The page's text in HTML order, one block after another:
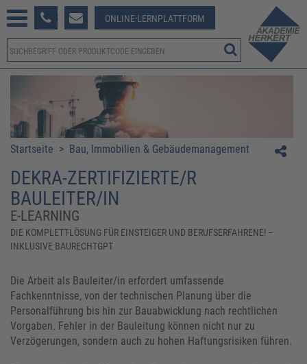
381-123 ONLINE-LERNPLATTFORM
Startseite > Bau, Immobilien & Gebäudemanagement
DEKRA-ZERTIFIZIERTE/R
BAULEITER/IN
E-LEARNING
DIE KOMPLETT-LÖSUNG FÜR EINSTEIGER UND BERUFSERFAHRENE! –
INKLUSIVE BAURECHTGPT
Die Arbeit als Bauleiter/in erfordert umfassende
Fachkenntnisse, von der technischen Planung über die
Personalführung bis hin zur Bauabwicklung nach rechtlichen
Vorgaben. Fehler in der Bauleitung können nicht nur zu
Verzögerungen, sondern auch zu hohen Haftungsrisiken führen.